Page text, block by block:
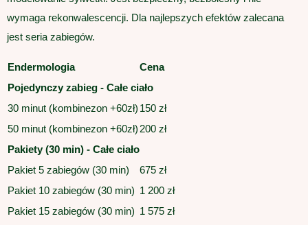
wymaga rekonwalescencji. Dla najlepszych efektów zalecana
jest seria zabiegów.
Endermologia
Cena
Pojedynczy zabieg - Całe ciało
30 minut (kombinezon +60zł) 150 zł
50 minut (kombinezon +60zł) 200 zł
Pakiety (30 min) - Całe ciało
Pakiet 5 zabiegów (30 min)
675 zł
Pakiet 10 zabiegów (30 min) 1 200 zł
Pakiet 15 zabiegów (30 min) 1 575 zł